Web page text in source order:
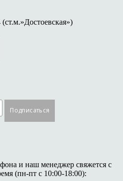
и наш менеджер свяжется с
(пн-пт с 10:00-18:00):